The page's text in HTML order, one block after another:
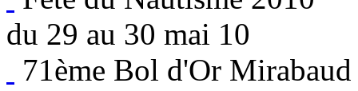
du 29 au 30 mai 10
71ème Bol d'Or Mirabaud